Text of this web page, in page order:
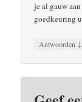
je al gauw
goedkeuring
Antwoorden ↓